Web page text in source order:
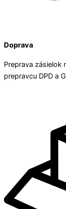
Doprava
Preprava zásielok
prepravcu DPD a